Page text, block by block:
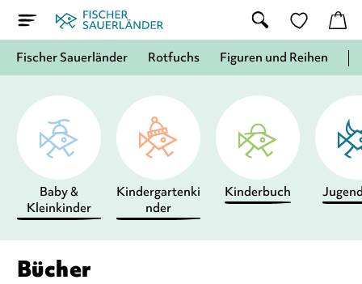
Fischer Sauerländer Rotfuchs Figuren und Reihen
Bücher
Baby &
Kleinkinder
Kindergartenki
nder
Kinderbuch